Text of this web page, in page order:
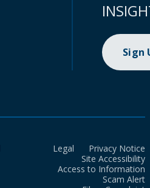
Sign
Legal
Privacy Notice
Site Accessibility
Access to Information
Scam Alert